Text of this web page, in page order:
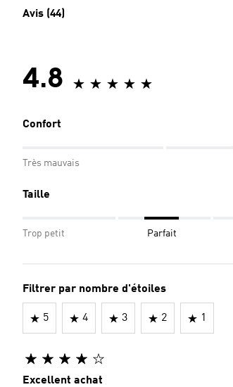
Avis (44)
4.8
Confort
Très mauvais
Taille
Trop petit Parfait
Filtrer par nombre d'étoiles
5 4 3 2 1
Excellent achat